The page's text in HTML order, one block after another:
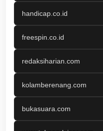
handicap.co.id
freespin.co.id
redaksiharian.com
kolamberenang.com
bukasuara.com